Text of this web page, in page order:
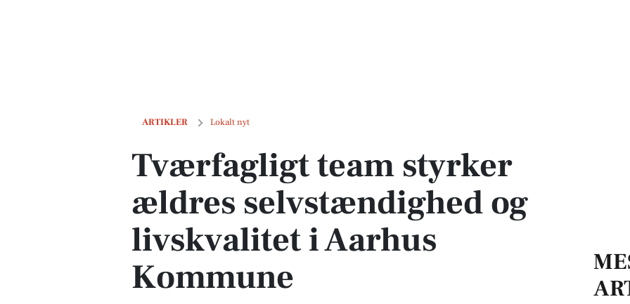
ARTIKLER Lokalt nyt
Tværfagligt team styrker ældres selvstændighed og livskvalitet i Aarhus Kommune
Tværfagligt team styrker
ældres selvstændighed og
livskvalitet i Aarhus
Kommune